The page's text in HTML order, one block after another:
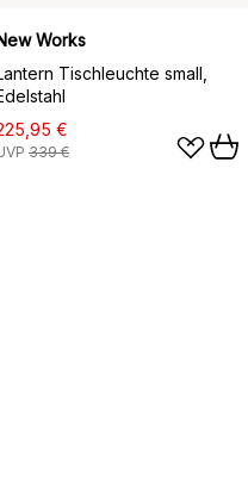
Works
Tischleuchte small,
€
339 €